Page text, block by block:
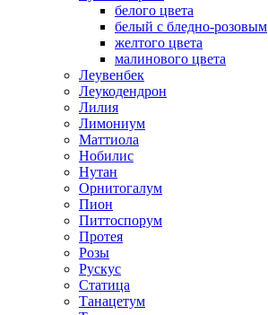
белого цвета
белый с бледно-розовым
желтого цвета
малинового цвета
Леувенбек
Леукодендрон
Лилия
Лимониум
Маттиола
Нобилис
Нутан
Орнитогалум
Пион
Питтоспорум
Протея
Розы
Рускус
Статица
Танацетум